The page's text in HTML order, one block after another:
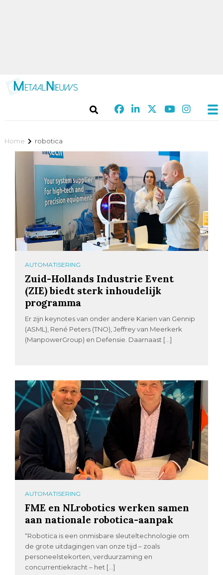
Home robotica
AUTOMATISERING
Zuid-Hollands Industrie Event
(ZIE) biedt sterk inhoudelijk
programma
Er zijn keynotes van onder andere Karien van Gennip
(ASML), René Peters (TNO), Jeffrey van Meerkerk
(ManpowerGroup) en Defensie. Daarnaast […]
AUTOMATISERING
FME en NLrobotics werken samen
aan nationale robotica-aanpak
“Robotica is een onmisbare sleuteltechnologie om
de grote uitdagingen van onze tijd – zoals
personeelstekorten, verduurzaming en
concurrentiekracht – het […]